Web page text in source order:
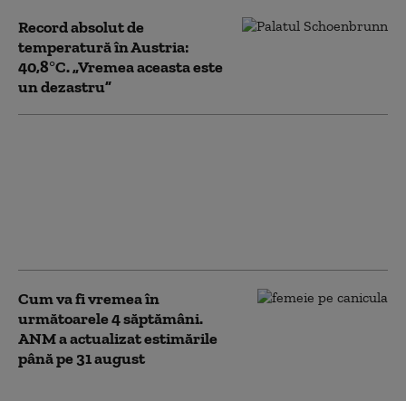
Record absolut de
temperatură în Austria:
40,8°C. „Vremea aceasta este
un dezastru”
Cum va fi vremea în
următoarele 4 săptămâni.
ANM a actualizat estimările
până pe 31 august